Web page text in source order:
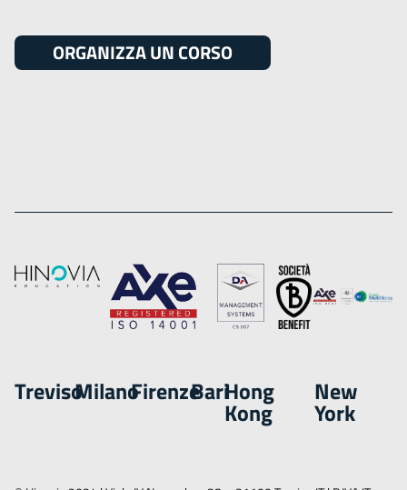
ORGANIZZA UN CORSO
TrevisoMilanoFirenzeBariHong
Kong
New
York